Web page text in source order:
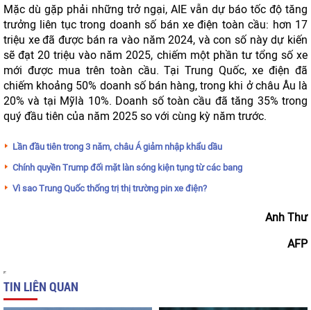
Mặc dù gặp phải những trở ngại, AIE vẫn dự báo tốc độ tăng
trưởng liên tục trong doanh số bán xe điện toàn cầu: hơn 17
triệu xe đã được bán ra vào năm 2024, và con số này dự kiến
sẽ đạt 20 triệu vào năm 2025, chiếm một phần tư tổng số xe
mới được mua trên toàn cầu. Tại Trung Quốc, xe điện đã
chiếm khoảng 50% doanh số bán hàng, trong khi ở châu Âu là
20% và tại Mỹlà 10%. Doanh số toàn cầu đã tăng 35% trong
quý đầu tiên của năm 2025 so với cùng kỳ năm trước.
Lần đầu tiên trong 3 năm, châu Á giảm nhập khẩu dầu
Chính quyền Trump đối mặt làn sóng kiện tụng từ các bang
Vì sao Trung Quốc thống trị thị trường pin xe điện?
Anh Thư
AFP
TIN LIÊN QUAN